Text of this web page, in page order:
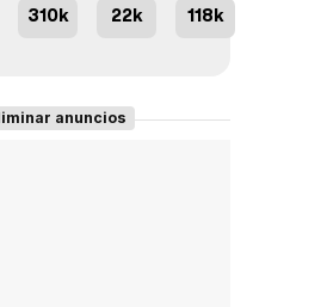
310k 22k 118k
anuncios